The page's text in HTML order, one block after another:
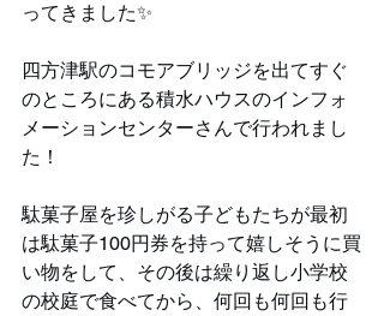
ってきました✨️
四方津駅のコモアブリッジを出てすぐ
のところにある積水ハウスのインフォ
メーションセンターさんで行われまし
た！
駄菓子屋を珍しがる子どもたちが最初
は駄菓子100円券を持って嬉しそうに買
い物をして、その後は繰り返し小学校
の校庭で食べてから、何回も何回も行